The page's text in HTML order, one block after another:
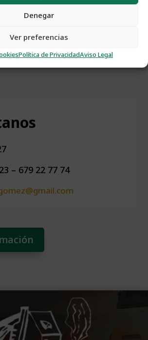
Denegar
Ver preferencias
Política de PrivacidadAviso Legal
:Solares
:Venta
– 679 22 77 74